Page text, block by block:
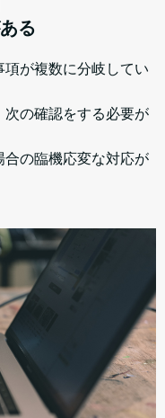
る
が複数に分岐してい
次の確認をする必要が
合の臨機応変な対応が